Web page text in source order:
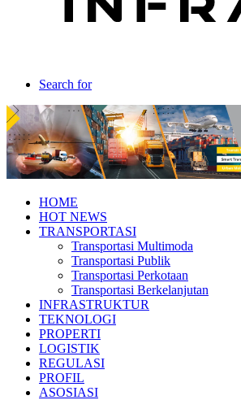
Search for
HOME
HOT NEWS
TRANSPORTASI
Transportasi Multimoda
Transportasi Publik
Transportasi Perkotaan
Transportasi Berkelanjutan
INFRASTRUKTUR
TEKNOLOGI
PROPERTI
LOGISTIK
REGULASI
PROFIL
ASOSIASI